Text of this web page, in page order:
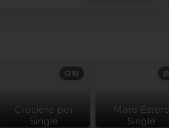
Crociere per
Single
(29)
Mare
Single